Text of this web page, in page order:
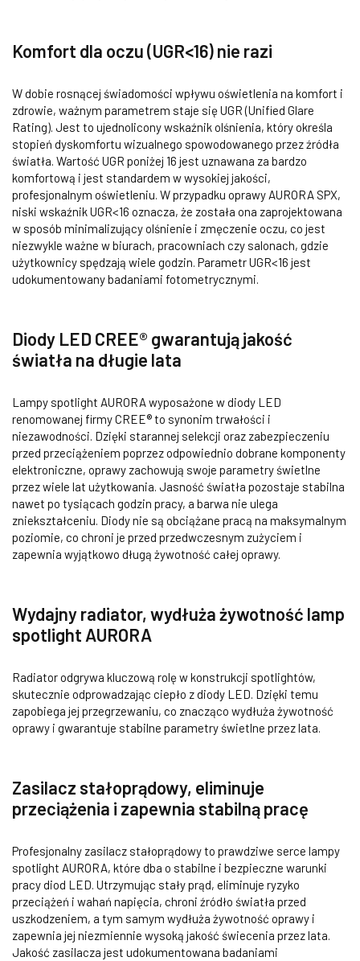
Komfort dla oczu (UGR<16) nie razi
W dobie rosnącej świadomości wpływu oświetlenia na komfort i
zdrowie, ważnym parametrem staje się UGR (Unified Glare
Rating). Jest to ujednolicony wskaźnik olśnienia, który określa
stopień dyskomfortu wizualnego spowodowanego przez źródła
światła. Wartość UGR poniżej 16 jest uznawana za bardzo
komfortową i jest standardem w wysokiej jakości,
profesjonalnym oświetleniu. W przypadku oprawy AURORA SPX,
niski wskaźnik UGR<16 oznacza, że została ona zaprojektowana
w sposób minimalizujący olśnienie i zmęczenie oczu, co jest
niezwykle ważne w biurach, pracowniach czy salonach, gdzie
użytkownicy spędzają wiele godzin. Parametr UGR<16 jest
udokumentowany badaniami fotometrycznymi.
Diody LED CREE® gwarantują jakość
światła na długie lata
Lampy spotlight AURORA wyposażone w diody LED
renomowanej firmy CREE® to synonim trwałości i
niezawodności. Dzięki starannej selekcji oraz zabezpieczeniu
przed przeciążeniem poprzez odpowiednio dobrane komponenty
elektroniczne, oprawy zachowują swoje parametry świetlne
przez wiele lat użytkowania. Jasność światła pozostaje stabilna
nawet po tysiącach godzin pracy, a barwa nie ulega
zniekształceniu. Diody nie są obciążane pracą na maksymalnym
poziomie, co chroni je przed przedwczesnym zużyciem i
zapewnia wyjątkowo długą żywotność całej oprawy.
Wydajny radiator, wydłuża żywotność lamp
spotlight AURORA
Radiator odgrywa kluczową rolę w konstrukcji spotlightów,
skutecznie odprowadzając ciepło z diody LED. Dzięki temu
zapobiega jej przegrzewaniu, co znacząco wydłuża żywotność
oprawy i gwarantuje stabilne parametry świetlne przez lata.
Zasilacz stałoprądowy, eliminuje
przeciążenia i zapewnia stabilną pracę
Profesjonalny zasilacz stałoprądowy to prawdziwe serce lampy
spotlight AURORA, które dba o stabilne i bezpieczne warunki
pracy diod LED. Utrzymując stały prąd, eliminuje ryzyko
przeciążeń i wahań napięcia, chroni źródło światła przed
uszkodzeniem, a tym samym wydłuża żywotność oprawy i
zapewnia jej niezmiennie wysoką jakość świecenia przez lata.
Jakość zasilacza jest udokumentowana badaniami